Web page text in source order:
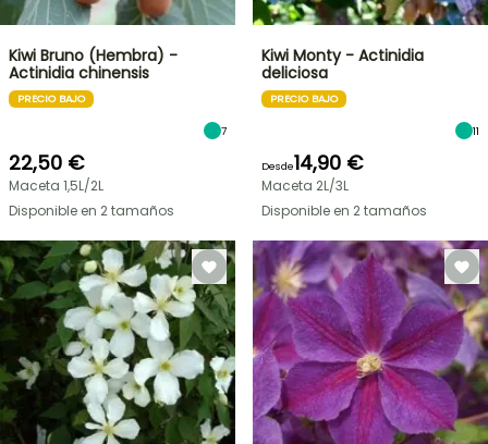
Kiwi Bruno (Hembra) -
Actinidia chinensis
PRECIO BAJO
7
22,50 €
Maceta 1,5L/2L
Disponible en 2 tamaños
Kiwi Monty - Actinidia
deliciosa
PRECIO BAJO
11
Desde14,90 €
Maceta 2L/3L
Disponible en 2 tamaños